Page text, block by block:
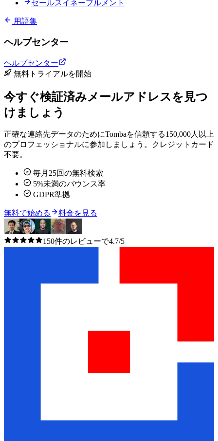
セールスイネーブルメント
用語集
ヘルプセンター
ヘルプセンター
無料トライアルを開始
今すぐ検証済みメールアドレスを見つ
けましょう
正確な連絡先データのためにTombaを信頼する150,000人以上
のプロフェッショナルに参加しましょう。クレジットカード
不要。
毎月25回の無料検索
5%未満のバウンス率
GDPR準拠
無料で始める 料金を見る
150件のレビューで4.7/5